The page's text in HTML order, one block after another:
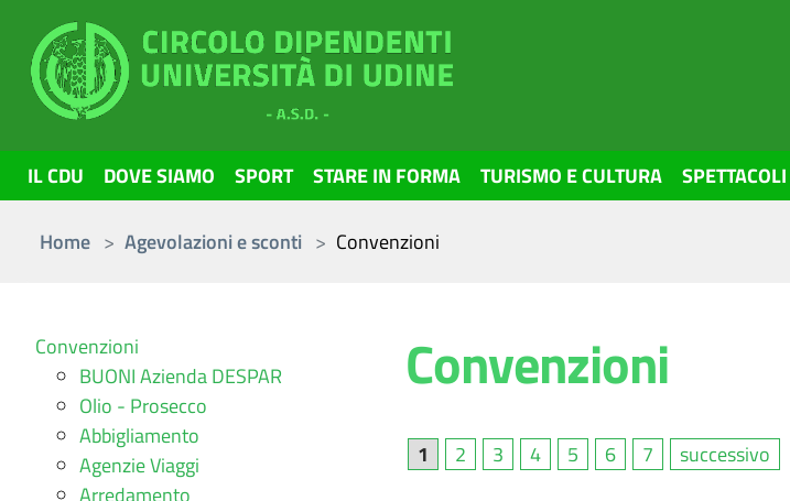
Skip to main content
IL CDU DOVE SIAMO SPORT STARE IN FORMA TURISMO E CULTURA SPETTACOLI
Home
Agevolazioni e sconti Convenzioni
Convenzioni
1 2 3 4 5 6 7 successivo
Convenzioni
BUONI Azienda DESPAR
Olio - Prosecco
Abbigliamento
Agenzie Viaggi